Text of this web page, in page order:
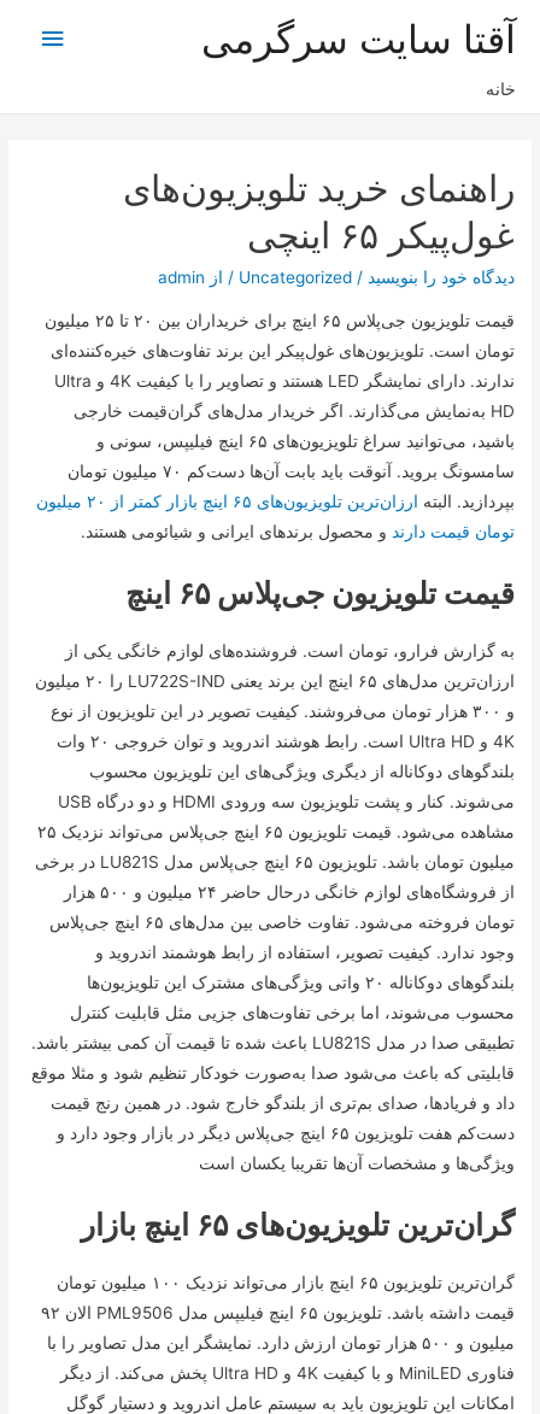
آقتا سایت سرگرمی
خانه
راهنمای خرید تلویزیون‌های
غول‌پیکر ۶۵ اینچی
دیدگاه‌ خود را بنویسید /
Uncategorized / از admin
قیمت تلویزیون جی‌پلاس ۶۵ اینچ برای خریداران بین ۲۰ تا ۲۵ میلیون
تومان است. تلویزیون‌های غول‌پیکر این برند تفاوت‌های خیره‌کننده‌ای
ندارند. دارای نمایشگر LED هستند و تصاویر را با کیفیت 4K و Ultra
HD به‌نمایش می‌گذارند. اگر خریدار مدل‌های گران‌قیمت خارجی
باشید، می‌توانید سراغ تلویزیون‌های ۶۵ اینچ فیلیپس، سونی و
سامسونگ بروید. آنوقت باید بابت آن‌ها دست‌کم ۷۰ میلیون تومان
بپردازید. البته
ارزان‌ترین تلویزیون‌های ۶۵ اینچ بازار کمتر از ۲۰ میلیون
تومان قیمت دارند و محصول برند‌های ایرانی و شیائومی هستند.
قیمت تلویزیون جی‌پلاس ۶۵ اینچ
به گزارش فرارو، تومان است. فروشنده‌های لوازم خانگی یکی از
ارزان‌ترین مدل‌های ۶۵ اینچ این برند یعنی LU722S-IND را ۲۰ میلیون
و ۳۰۰ هزار تومان می‌فروشند. کیفیت تصویر در این تلویزیون از نوع
4K و Ultra HD است. رابط هوشند اندروید و توان خروجی ۲۰ وات
بلندگو‌های دوکاناله از دیگری ویژگی‌های این تلویزیون محسوب
می‌شوند. کنار و پشت تلویزیون سه ورودی HDMI و دو درگاه USB
مشاهده می‌شود. قیمت تلویزیون ۶۵ اینچ جی‌پلاس می‌تواند نزدیک ۲۵
میلیون تومان باشد. تلویزیون ۶۵ اینچ جی‌پلاس مدل LU821S در برخی
از فروشگاه‌های لوازم خانگی درحال حاضر ۲۴ میلیون و ۵۰۰ هزار
تومان فروخته می‌شود. تفاوت خاصی بین مدل‌های ۶۵ اینچ جی‌پلاس
وجود ندارد. کیفیت تصویر، استفاده از رابط هوشمند اندروید و
بلندگو‌های دوکاناله ۲۰ واتی ویژگی‌های مشترک این تلویزیون‌ها
محسوب می‌شوند، اما برخی تفاوت‌های جزیی مثل قابلیت کنترل
تطبیقی صدا در مدل LU821S باعث شده تا قیمت آن کمی بیشتر باشد.
قابلیتی که باعث می‌شود صدا به‌صورت خودکار تنظیم شود و مثلا موقع
داد و فریاد‌ها، صدای بم‌تری از بلندگو خارج شود. در همین رنج قیمت
دست‌کم هفت تلویزیون ۶۵ اینچ جی‌پلاس دیگر در بازار وجود دارد و
ویژگی‌ها و مشخصات آن‌ها تقریبا یکسان است
گران‌ترین تلویزیون‌های ۶۵ اینچ بازار
گران‌ترین تلویزیون ۶۵ اینچ بازار می‌تواند نزدیک ۱۰۰ میلیون تومان
قیمت داشته باشد. تلویزیون ۶۵ اینچ فیلیپس مدل PML9506 الان ۹۲
میلیون و ۵۰۰ هزار تومان ارزش دارد. نمایشگر این مدل تصاویر را با
فناوری MiniLED و با کیفیت 4K و Ultra HD پخش می‌کند. از دیگر
امکانات این تلویزیون باید به سیستم عامل اندروید و دستیار گوگل